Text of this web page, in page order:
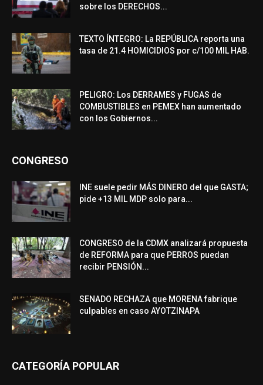
sobre los DERECHOS...
TEXTO ÍNTEGRO: La REPÚBLICA reporta una
tasa de 21.4 HOMICIDIOS por c/100 MIL HAB.
PELIGRO: Los DERRAMES y FUGAS de
COMBUSTIBLES en PEMEX han aumentado
con los Gobiernos...
CONGRESO
INE suele pedir MÁS DINERO del que GASTA;
pide +13 MIL MDP solo para...
CONGRESO de la CDMX analizará propuesta
de REFORMA para que PERROS puedan
recibir PENSIÓN...
SENADO RECHAZA que MORENA fabrique
culpables en caso AYOTZINAPA
CATEGORÍA POPULAR